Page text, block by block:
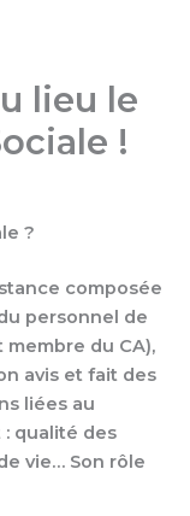
lieu le
!
?
composée
personnel de
membre du CA),
avis et fait des
liées au
qualité des
vie… Son rôle